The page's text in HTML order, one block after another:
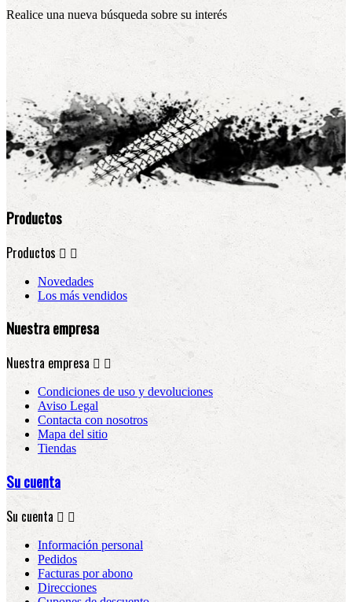
Realice una nueva búsqueda sobre su interés
Productos
Productos  
Novedades
Los más vendidos
Nuestra empresa
Nuestra empresa  
Condiciones de uso y devoluciones
Aviso Legal
Contacta con nosotros
Mapa del sitio
Tiendas
Su cuenta
Su cuenta  
Información personal
Pedidos
Facturas por abono
Direcciones